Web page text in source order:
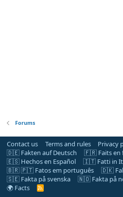
Forums
Contact us Terms and rules Privacy
🇩🇪 Fakten auf Deutsch
🇫🇷 Faits en
🇪🇸 Hechos en Español
🇮🇹 Fatti in
🇧🇷 🇵🇹 Fatos em português
🇩🇰
🇸🇪 Fakta på svenska
🇳🇴 Fakta på
🌍 Facts
R